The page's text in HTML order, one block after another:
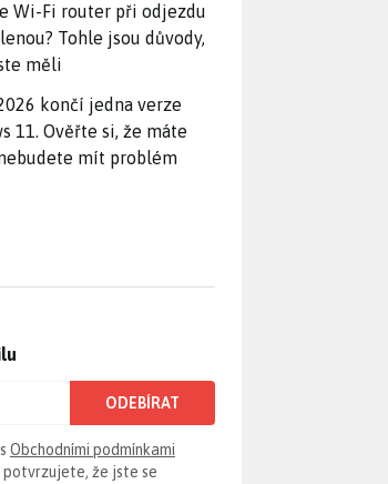
Wi-Fi router při odjezdu
Tohle jsou důvody,
měli
končí jedna verze
11. Ověřte si, že máte
mít problém
ODEBÍRAT
Obchodními podmínkami
potvrzujete, že jste se